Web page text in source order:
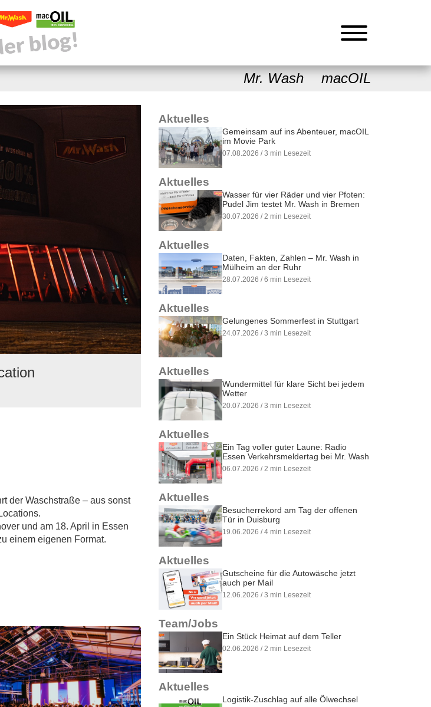
Mr. Wash macOIL
der Waschstraße – aus sonst
und am 18. April in Essen
einem eigenen Format.
Aktuelles
Gemeinsam auf ins Abenteuer, macOIL
im Movie Park
07.08.2026 / 3 min Lesezeit
Aktuelles
Wasser für vier Räder und vier Pfoten:
Pudel Jim testet Mr. Wash in Bremen
30.07.2026 / 2 min Lesezeit
Aktuelles
Daten, Fakten, Zahlen – Mr. Wash in
Mülheim an der Ruhr
28.07.2026 / 6 min Lesezeit
Aktuelles
Gelungenes Sommerfest in Stuttgart
24.07.2026 / 3 min Lesezeit
Aktuelles
Wundermittel für klare Sicht bei jedem
Wetter
20.07.2026 / 3 min Lesezeit
Aktuelles
Ein Tag voller guter Laune: Radio
Essen Verkehrsmeldertag bei Mr. Wash
06.07.2026 / 2 min Lesezeit
Aktuelles
Besucherrekord am Tag der offenen
Tür in Duisburg
19.06.2026 / 4 min Lesezeit
Aktuelles
Gutscheine für die Autowäsche jetzt
auch per Mail
12.06.2026 / 3 min Lesezeit
Team/Jobs
Ein Stück Heimat auf dem Teller
02.06.2026 / 2 min Lesezeit
Aktuelles
Logistik-Zuschlag auf alle Ölwechsel